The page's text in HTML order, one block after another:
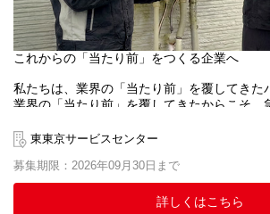
これからの「当たり前」をつくる企業へ
私たちは、業界の「当たり前」を覆してきた
業界の「当たり前」を覆してきたからこそ、
施工職においても、「休みが少ない」「給与
メージがあるかもしれません。
当社では、このようなイメージを覆すべく、
導入し、施工職の社員も仕事とプライベート
安心して働ける職場環境作りを目指していま
東東京サービスセンター
募集期限：2026年09月30日まで
詳しくはこちら